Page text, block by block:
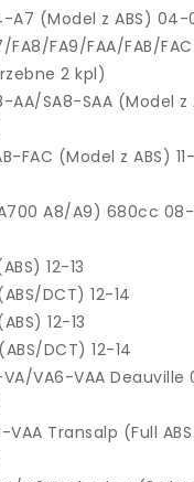
A7 (Model z ABS) 04-
FA8/FA9/FAA/FAB/
2 kpl)
AA/SA8-SAA (Model z
FAC (Model z ABS)
A8/A9) 680cc 08-
12-13
DCT) 12-14
12-13
DCT) 12-14
VA6-VAA Deauville
VAA Transalp (Full